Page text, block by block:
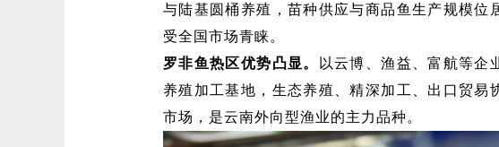
与陆基圆桶养殖，苗种供应与商品鱼生产规模位
受全国市场青睐。
罗非鱼热区优势凸显。
以云博、渔益、富航等企
养殖加工基地，生态养殖、精深加工、出口贸易
市场，是云南外向型渔业的主力品种。